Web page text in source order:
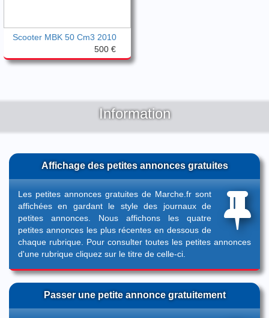
Scooter MBK 50 Cm3 2010
500 €
Information
Affichage des petites annonces gratuites
Les petites annonces gratuites de Marche.fr sont
affichées en gardant le style des journaux de
petites annonces. Nous affichons les quatre
petites annonces les plus récentes en dessous de
chaque rubrique. Pour consulter toutes les petites annonces
d'une rubrique cliquez sur le titre de celle-ci.
Passer une petite annonce gratuitement